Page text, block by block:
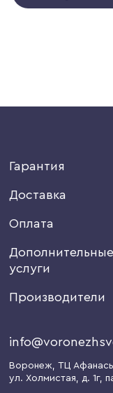
Гарантия
Доставка
Оплата
Дополнительные
услуги
Производители
Воронеж, ТЦ
ул. Холмистая, д. 1г,